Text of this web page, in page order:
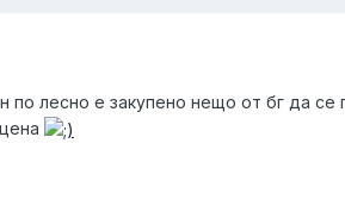
по лесно е закупено нещо от бг да се